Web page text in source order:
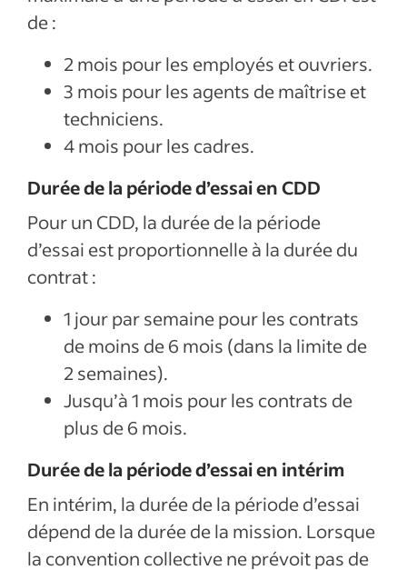
de :
2 mois pour les employés et ouvriers.
3 mois pour les agents de maîtrise et
techniciens.
4 mois pour les cadres.
Durée de la période d’essai en CDD
Pour un CDD, la durée de la période
d’essai est proportionnelle à la durée du
contrat :
1 jour par semaine pour les contrats
de moins de 6 mois (dans la limite de
2 semaines).
Jusqu’à 1 mois pour les contrats de
plus de 6 mois.
Durée de la période d’essai en intérim
En intérim, la durée de la période d’essai
dépend de la durée de la mission. Lorsque
la convention collective ne prévoit pas de